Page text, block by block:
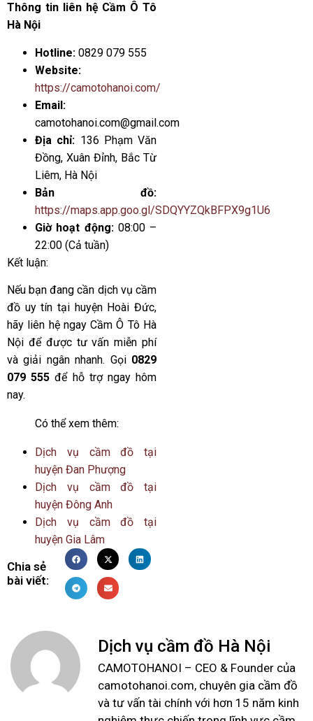
Thông tin liên hệ Cầm Ô Tô
Hà Nội
Hotline: 0829 079 555
Website:
https://camotohanoi.com/
Email:
camotohanoi.com@gmail.com
Địa chỉ: 136 Phạm Văn
Đồng, Xuân Đỉnh, Bắc Từ
Liêm, Hà Nội
Bản đồ:
https://maps.app.goo.gl/SDQYYZQkBFPX9g1U6
Giờ hoạt động:08:00 –
22:00 (Cả tuần)
Kết luận:
Nếu bạn đang cần dịch vụ cầm
đồ uy tín tại huyện Hoài Đức,
hãy liên hệ ngay Cầm Ô Tô Hà
Nội để được tư vấn miễn phí
và giải ngân nhanh. Gọi 0829
079 555 để hỗ trợ ngay hôm
nay.
Có thể xem thêm:
Dịch vụ cầm đồ tại
huyện Đan Phượng
Dịch vụ cầm đồ tại
huyện Đông Anh
Dịch vụ cầm đồ tại
huyện Gia Lâm
Chia sẻ
bài viết:
Dịch vụ cầm đồ Hà Nội
CAMOTOHANOI – CEO & Founder của
camotohanoi.com, chuyên gia cầm đồ
và tư vấn tài chính với hơn 15 năm kinh